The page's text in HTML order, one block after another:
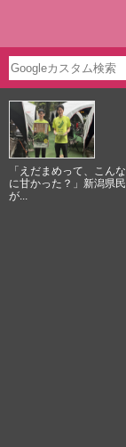
「えだまめって、こんな
に甘かった？」新潟県民
が...